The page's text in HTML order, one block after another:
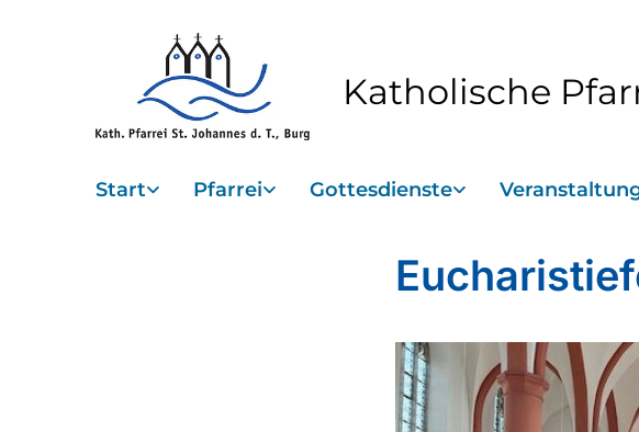
Katholische
Start Pfarrei Gottesdienste